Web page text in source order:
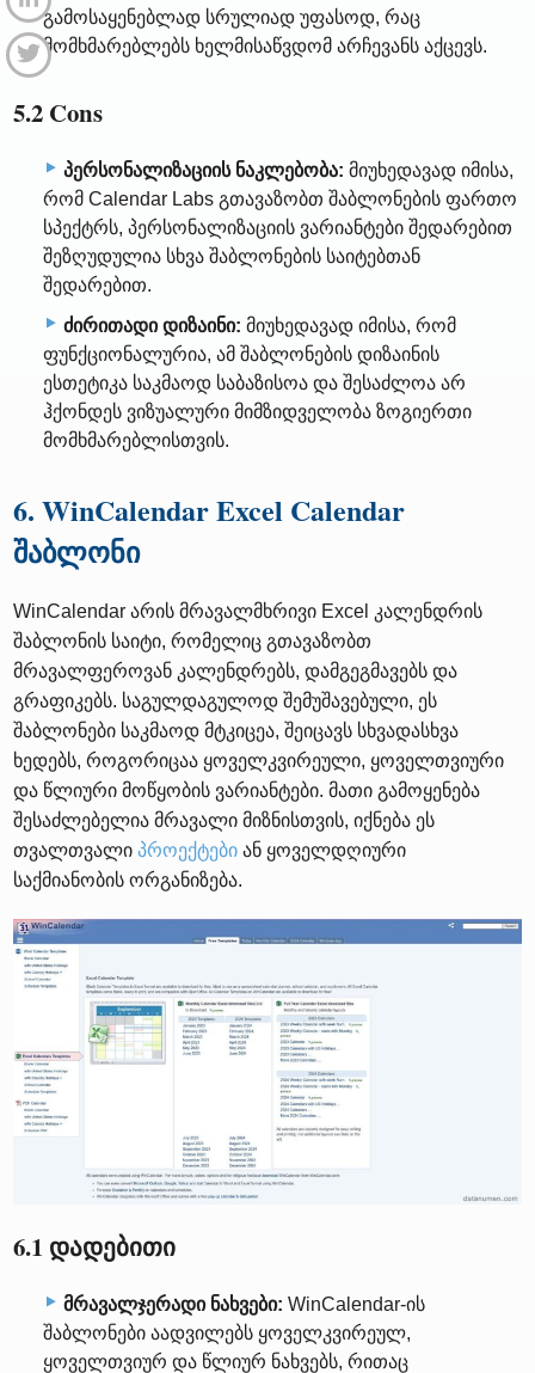
გამოსაყენებლად სრულიად უფასოდ, რაც
მომხმარებლებს ხელმისაწვდომ არჩევანს აქცევს.
5.2 Cons
პერსონალიზაციის ნაკლებობა: მიუხედავად იმისა,
რომ Calendar Labs გთავაზობთ შაბლონების ფართო
სპექტრს, პერსონალიზაციის ვარიანტები შედარებით
შეზღუდულია სხვა შაბლონების საიტებთან
შედარებით.
ძირითადი დიზაინი: მიუხედავად იმისა, რომ
ფუნქციონალურია, ამ შაბლონების დიზაინის
ესთეტიკა საკმაოდ საბაზისოა და შესაძლოა არ
ჰქონდეს ვიზუალური მიმზიდველობა ზოგიერთი
მომხმარებლისთვის.
6. WinCalendar Excel Calendar
შაბლონი
WinCalendar არის მრავალმხრივი Excel კალენდრის
შაბლონის საიტი, რომელიც გთავაზობთ
მრავალფეროვან კალენდრებს, დამგეგმავებს და
გრაფიკებს. საგულდაგულოდ შემუშავებული, ეს
შაბლონები საკმაოდ მტკიცეა, შეიცავს სხვადასხვა
ხედებს, როგორიცაა ყოველკვირეული, ყოველთვიური
და წლიური მოწყობის ვარიანტები. მათი გამოყენება
შესაძლებელია მრავალი მიზნისთვის, იქნება ეს
თვალთვალიპროექტები ან ყოველდღიური
საქმიანობის ორგანიზება.
6.1 დადებითი
მრავალჯერადი ნახვები: WinCalendar-ის
შაბლონები აადვილებს ყოველკვირეულ,
ყოველთვიურ და წლიურ ნახვებს, რითაც